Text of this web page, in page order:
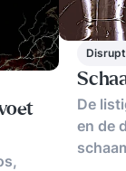
De
en de